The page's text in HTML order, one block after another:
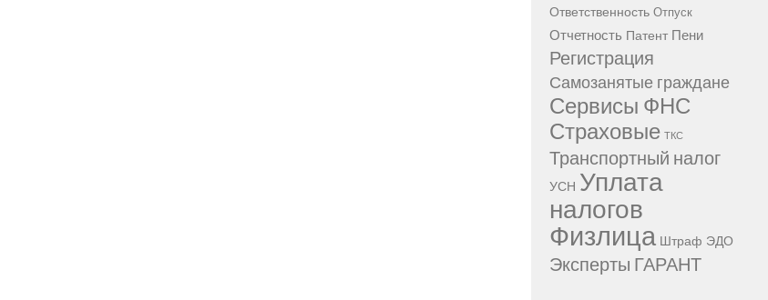
Ответственность Отпуск
Отчетность Патент Пени
Регистрация
Самозанятые граждане
Сервисы ФНС
Страховые ТКС
Транспортный налог
УСН Уплата
налогов
Физлица Штраф ЭДО
Эксперты ГАРАНТ